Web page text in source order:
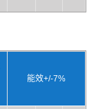
能效+/-7%